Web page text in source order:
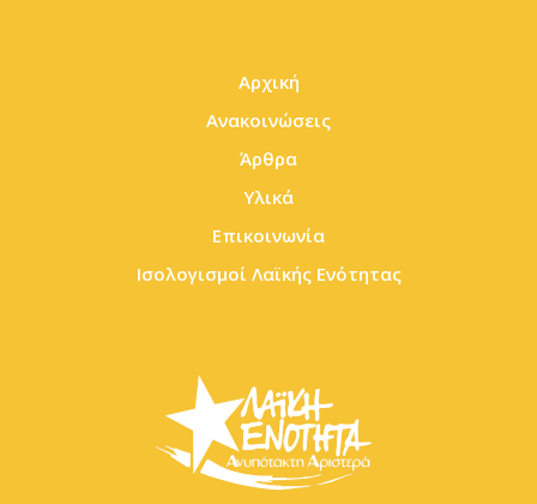
Αρχική
Ανακοινώσεις
Άρθρα
Υλικά
Επικοινωνία
Ισολογισμοί Λαϊκής Ενότητας